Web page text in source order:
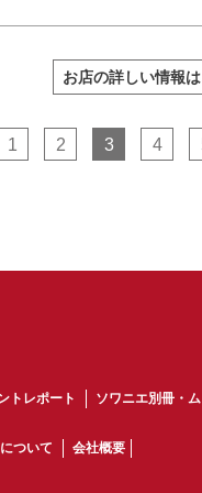
お店の詳しい情報
1 2 3 4
トレポート ソワニエ別冊・
ついて 会社概要